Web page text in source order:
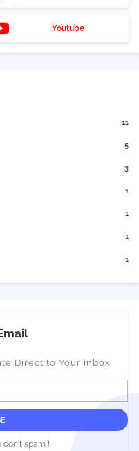
Youtube
11
5
3
1
1
1
1
Direct to Your inbox
don't spam !